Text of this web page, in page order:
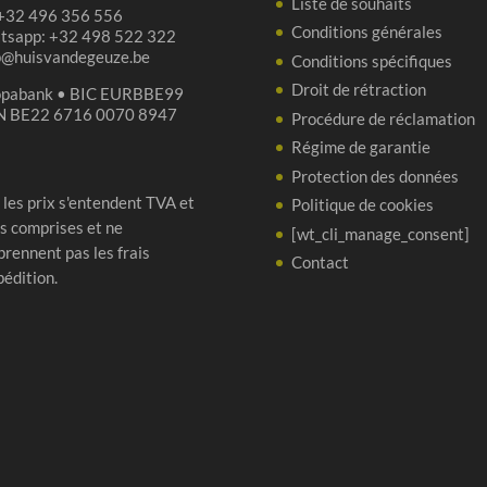
496 356 556
+32 498 522 322
• BIC EURBBE99
BE22 6716 0070 8947
les prix s'entendent TVA et
comprises et ne
pas les frais
Conditions générales
Conditions spécifiques
Droit de rétraction
Procédure de réclamation
Régime de garantie
Protection des données
Politique de cookies
[wt_cli_manage_consent]
Contact